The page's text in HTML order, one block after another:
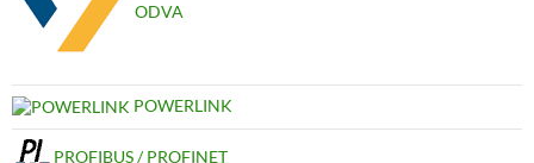
ODVA
POWERLINK
PROFIBUS / PROFINET